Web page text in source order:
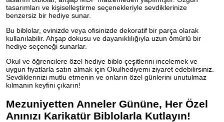
tasarımları ve kişiselleştirme seçenekleriyle sevdiklerinize
benzersiz bir hediye sunar.
Bu biblolar, evinizde veya ofisinizde dekoratif bir parça olarak
kullanılabilir. Ahşap dokusu ve dayanıklılığıyla uzun ömürlü bir
hediye seçeneği sunarlar.
Okul ve öğrencilere özel hediye biblo çeşitlerini incelemek ve
uygun fiyatlarla satın almak için Okulhediyemi ziyaret edebilirsiniz.
Sevdiklerinizi mutlu etmenin ve onların özel günlerini unutulmaz
kılmanın keyfini çıkarın!
Mezuniyetten Anneler Gününe, Her Özel
Anınızı Karikatür Biblolarla Kutlayın!